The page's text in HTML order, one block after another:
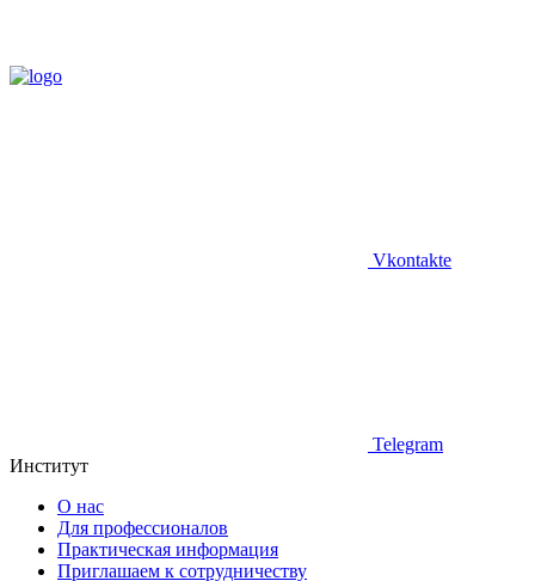
Vkontakte
Telegram
Институт
О нас
Для профессионалов
Практическая информация
Приглашаем к сотрудничеству